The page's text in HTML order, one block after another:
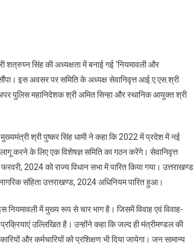
शत्रुघ्न सिंह की अध्यक्षता में बनाई गई ‘नियमावली और
इस अवसर पर समिति के अध्यक्ष सेवानिवृत्त आई.ए.एस.श्री
पुलिस महानिदेशक श्री अमित सिन्हा और स्थानिक आयुक्त श्री
मुख्यमंत्री श्री पुष्कर सिंह धामी ने कहा कि 2022 में प्रदेश में नई
करने के लिए एक विशेषज्ञ समिति का गठन करेंगे। सेवानिवृत्त
2024 को राज्य विधान सभा में पारित किया गया। उत्तराखण्ड
संहिता उत्तराखण्ड, 2024 अधिनियम पारित हुआ।
नियमावली में मुख्य रूप से चार भाग है। जिसमें विवाह एवं विवाह-
उल्लिखित है। उन्होंने कहा कि जल्द ही मंत्रीमण्डल की
और कर्मचारियों को प्रशिक्षण भी दिया जायेगा। जन सामान्य